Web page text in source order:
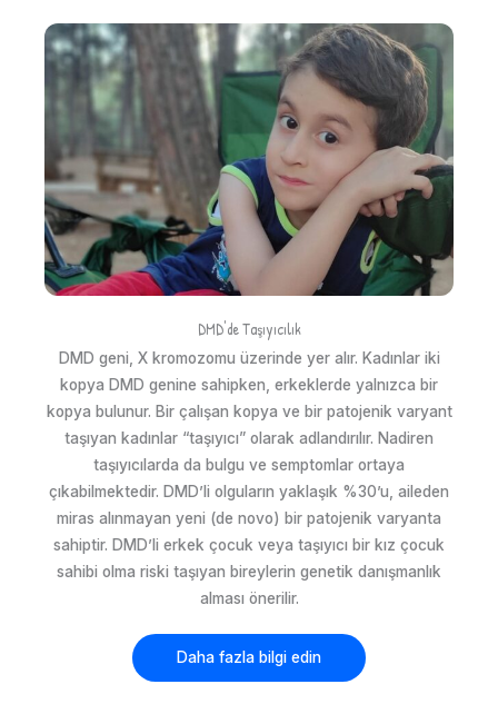
DMD'de Taşıyıcılık
DMD geni, X kromozomu üzerinde yer alır. Kadınlar iki
kopya DMD genine sahipken, erkeklerde yalnızca bir
kopya bulunur. Bir çalışan kopya ve bir patojenik varyant
taşıyan kadınlar “taşıyıcı” olarak adlandırılır. Nadiren
taşıyıcılarda da bulgu ve semptomlar ortaya
çıkabilmektedir. DMD’li olguların yaklaşık %30’u, aileden
miras alınmayan yeni (de novo) bir patojenik varyanta
sahiptir. DMD’li erkek çocuk veya taşıyıcı bir kız çocuk
sahibi olma riski taşıyan bireylerin genetik danışmanlık
alması önerilir.
Daha fazla bilgi edin